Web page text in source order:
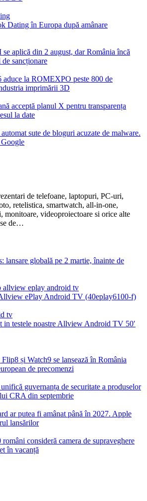
Dating în Europa după amânare
aplică din 2 august, dar România încă
de sancționare
aduce la ROMEXPO peste 800 de
imprimării 3D
acceptă planul X pentru transparența
la date
sute de bloguri acuzate de malware.
de telefoane, laptopuri, PC-uri,
retelistica, smartwatch, all-in-one,
monitoare, videoproiectoare si orice alte
de…
lansare globală pe 2 martie, înainte de
ePlay Android TV (40eplay6100-f)
in testele noastre Allview Android TV 50′
și Watch9 se lansează în România
de precomenzi
guvernanța de securitate a produselor
CRA din septembrie
ar putea fi amânat până în 2027. Apple
lansărilor
consideră camera de supraveghere
în vacanță